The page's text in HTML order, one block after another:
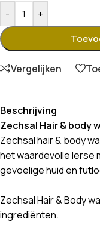
- +
Vergelijken
Beschrijving
Zechsal Hair & body
Zechsal hair & body
het waardevolle Ierse
gevoelige huid en
Zechsal Hair & Body
ingrediënten.